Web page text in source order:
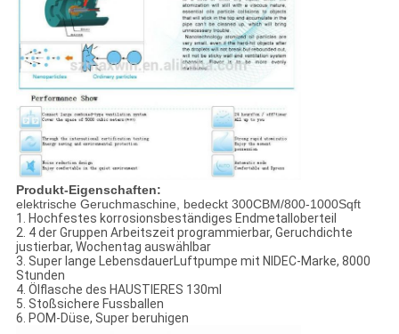
Produkt-Eigenschaften:
elektrische Geruchmaschine, bedeckt 300CBM/800-1000Sqft
1. Hochfestes korrosionsbeständiges Endmetalloberteil
2. 4 der Gruppen Arbeitszeit programmierbar, Geruchdichte
justierbar, Wochentag auswählbar
3. Super lange LebensdauerLuftpumpe mit NIDEC-Marke, 8000
Stunden
4. Ölflasche des HAUSTIERES 130ml
5. Stoßsichere Fussballen
6. POM-Düse, Super beruhigen